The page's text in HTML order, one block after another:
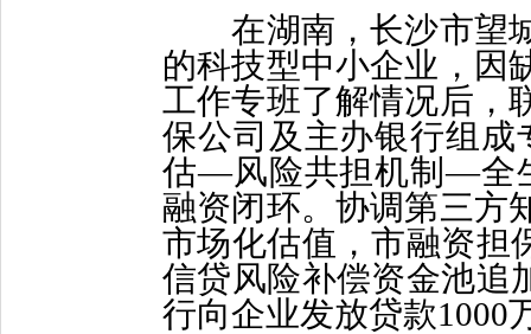
在湖南，长沙市望城
的科技型中小企业，因
工作专班了解情况后，
保公司及主办银行组成
估—风险共担机制—全
融资闭环。协调第三方
市场化估值，市融资担
信贷风险补偿资金池追
行向企业发放贷款1000